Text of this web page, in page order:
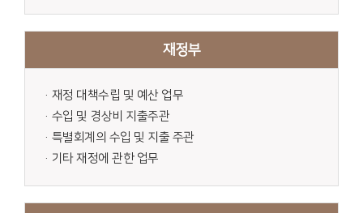
재정부
·재정 대책수립 및 예산 업무
·수입 및 경상비 지출주관
·특별회계의 수입 및 지출 주관
·기타 재정에 관한 업무